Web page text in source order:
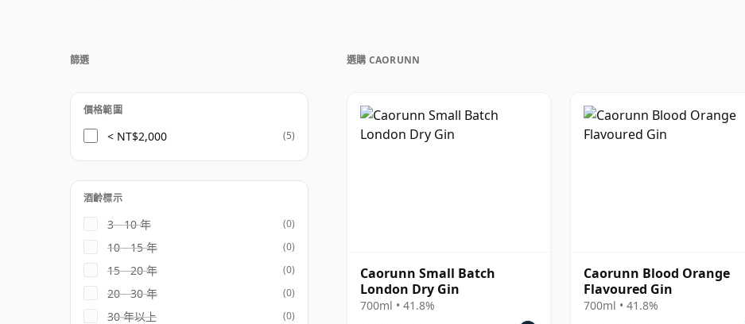
選購 CAORUNN
Caorunn Small Batch
London Dry Gin
700ml • 41.8%
Caorunn Blood Orange
Flavoured Gin
700ml • 41.8%
篩選
價格範圍
< NT$2,000 (5)
酒齡標示
3 - 10 年 (0)
10 - 15 年 (0)
15 - 20 年 (0)
20 - 30 年 (0)
30 年以上 (0)